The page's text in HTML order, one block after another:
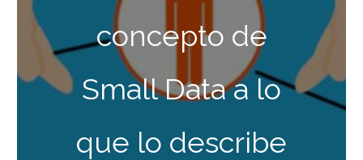
concepto de
Small Data a lo
que lo describe